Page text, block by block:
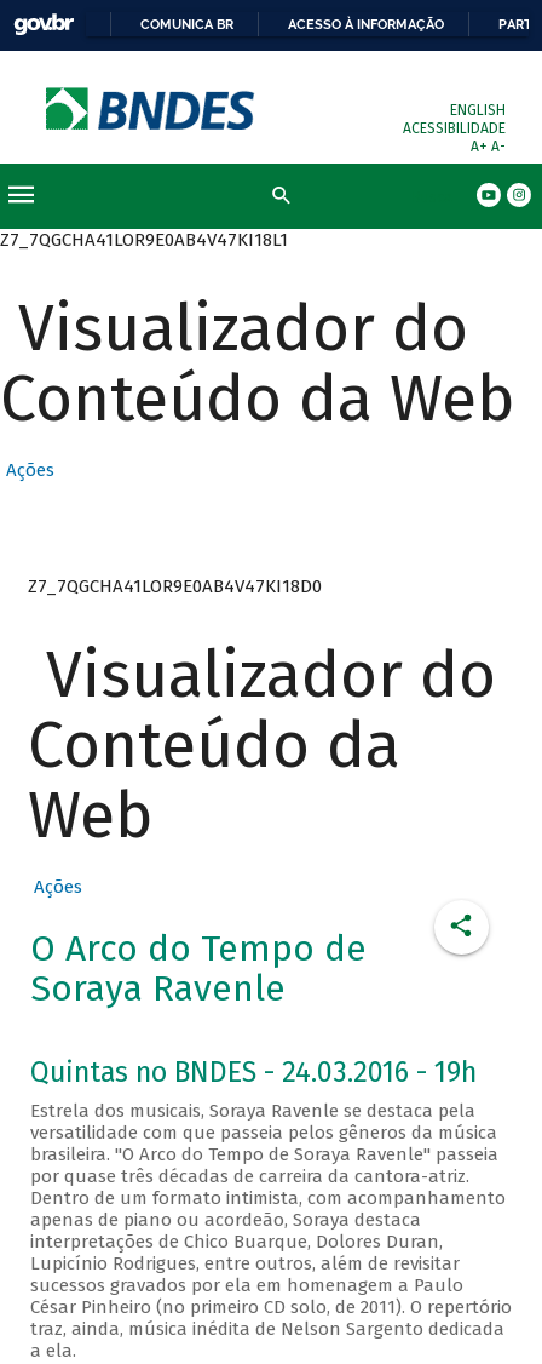
COMUNICA BR ACESSO À INFORMAÇÃO
ENGLISH
ACESSIBILIDADE
A+ A-
Z7_7QGCHA41LOR9E0AB4V47KI18L1
Visualizador do
Conteúdo da Web
Ações
Z7_7QGCHA41LOR9E0AB4V47KI18D0
Visualizador do
Conteúdo da
Web
Ações
O Arco do Tempo de
Soraya Ravenle
Quintas no BNDES - 24.03.2016 - 19h
Estrela dos musicais, Soraya Ravenle se destaca pela
versatilidade com que passeia pelos gêneros da música
brasileira. "O Arco do Tempo de Soraya Ravenle" passeia
por quase três décadas de carreira da cantora-atriz.
Dentro de um formato intimista, com acompanhamento
apenas de piano ou acordeão, Soraya destaca
interpretações de Chico Buarque, Dolores Duran,
Lupicínio Rodrigues, entre outros, além de revisitar
sucessos gravados por ela em homenagem a Paulo
César Pinheiro (no primeiro CD solo, de 2011). O repertório
traz, ainda, música inédita de Nelson Sargento dedicada
a ela.